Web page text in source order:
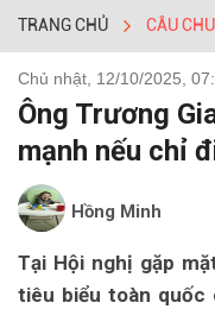
TRANG CHỦ CÂU
Chủ nhật, 12/10/2025,
Ông Trương
mạnh nếu chỉ
Hồng Minh
Tại Hội nghị gặp
tiêu biểu toàn quốc